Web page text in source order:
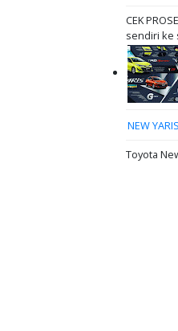
CEK
sendiri ke
NEW
Toyota